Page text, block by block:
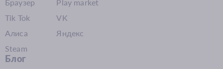
Браузер
Play market
Tik Tok
VK
Алиса
Яндекс
Steam
Блог